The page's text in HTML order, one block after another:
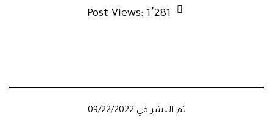
Post Views: 1٬281
تم النشر في 09/22/2022